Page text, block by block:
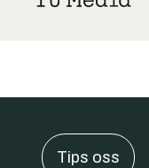
Tips oss